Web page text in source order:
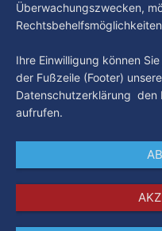
Überwachungszwecken,
Ihre Einwilligung können
der Fußzeile (Footer)
Datenschutzerklärung den
aufrufen.